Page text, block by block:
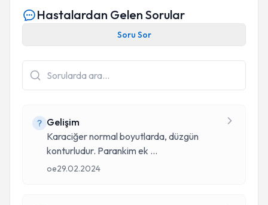
Hastalardan Gelen Sorular
Soru Sor
Gelişim
Karaciğer normal boyutlarda, düzgün
konturludur. Parankim ek ...
oe29.02.2024